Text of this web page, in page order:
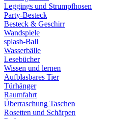
Leggings und Strumpfhosen
Party-Besteck
Besteck & Geschirr
Wandspiele
splash-Ball
Wasserbälle
Lesebücher
Wissen und lernen
Aufblasbares Tier
Türhänger
Raumfahrt
Überraschung Taschen
Rosetten und Schärpen